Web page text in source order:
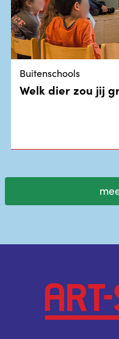
Buitenschools
Welk dier zou jij